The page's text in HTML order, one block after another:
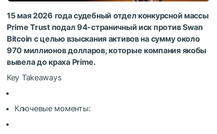
15 мая 2026 года судебный отдел конкурсной массы
Prime Trust подал 94-страничный иск против Swan
Bitcoin с целью взыскания активов на сумму около
970 миллионов долларов, которые компания якобы
вывела до краха Prime.
Key Takeaways
Ключевые моменты: